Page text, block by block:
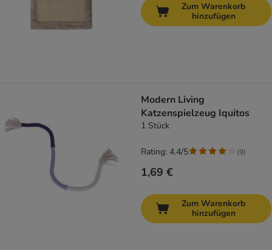
Zum Warenkorb
hinzufügen
Modern Living
Katzenspielzeug Iquitos
1 Stück
1,69 €
Rating: 4.4/5 (9)
Zum Warenkorb
hinzufügen